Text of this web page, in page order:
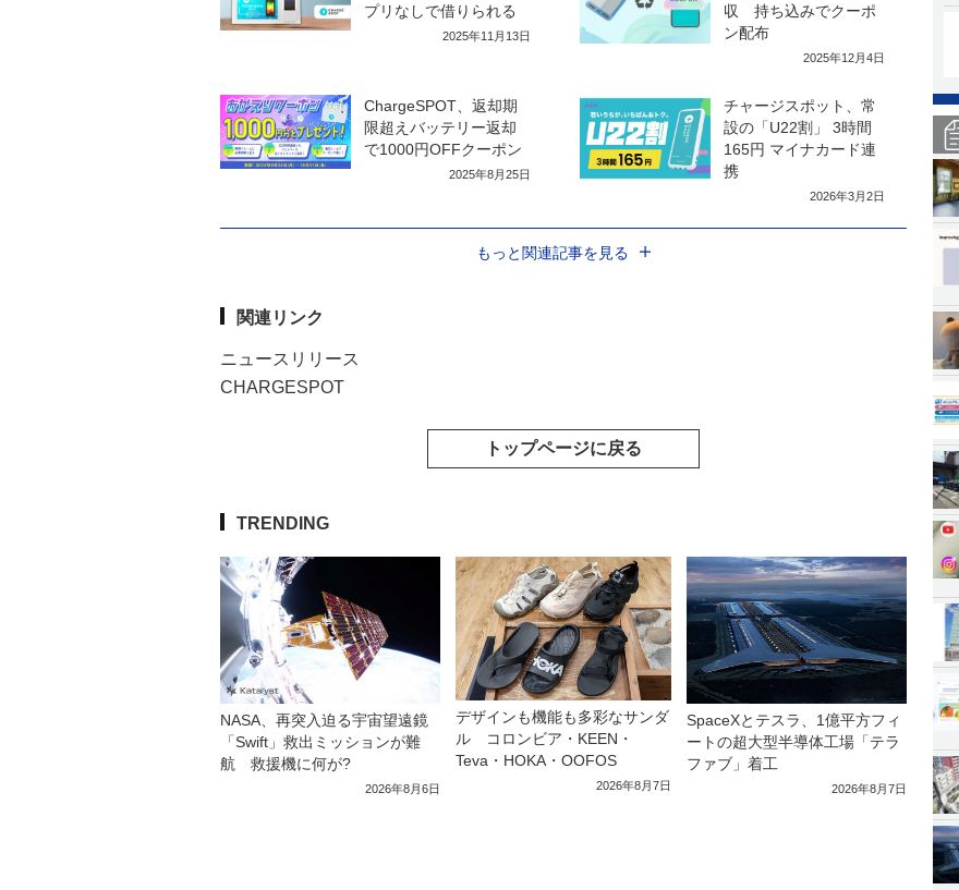
プリなしで借りられる
2025年11月13日
収 持ち込みでクーポ
ン配布
2025年12月4日
ChargeSPOT、返却期
限超えバッテリー返却
で1000円OFFクーポン
2025年8月25日
チャージスポット、常
設の「U22割」 3時間
165円 マイナカード連
携
2026年3月2日
もっと関連記事を見る
関連リンク
ニュースリリース
CHARGESPOT
トップページに戻る
TRENDING
NASA、再突入迫る宇宙望遠鏡
「Swift」救出ミッションが難
航 救援機に何が?
2026年8月6日
デザインも機能も多彩なサンダ
ル コロンビア・KEEN・
Teva・HOKA・OOFOS
2026年8月7日
SpaceXとテスラ、1億平方フィ
ートの超大型半導体工場「テラ
ファブ」着工
2026年8月7日